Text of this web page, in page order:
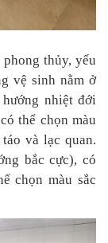
phong thủy, yếu
vệ sinh nằm ở
nhiệt đới
thể chọn màu
và lạc quan.
bắc cực), có
chọn màu sắc